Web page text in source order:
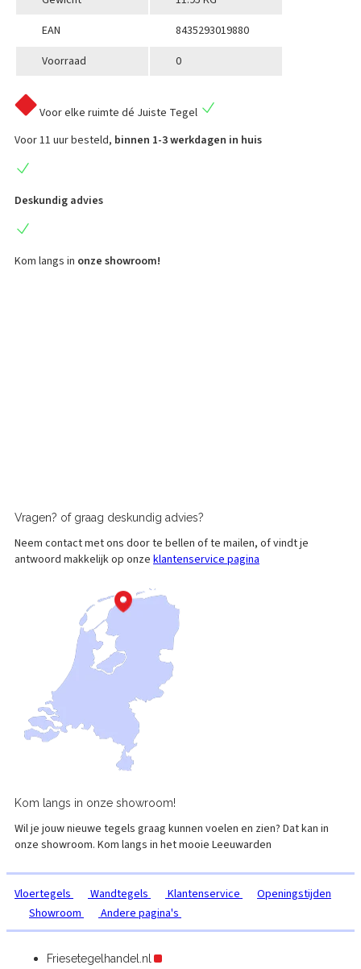
EAN
8435293019880
Voorraad
0
Voor elke ruimte dé Juiste Tegel
Voor 11 uur besteld, binnen 1-3 werkdagen in huis
Deskundig advies
Kom langs in onze showroom!
Vragen? of graag deskundig advies?
Neem contact met ons door te bellen of te mailen, of vindt je
antwoord makkelijk op onze klantenservice pagina
Kom langs in onze showroom!
Wil je jouw nieuwe tegels graag kunnen voelen en zien? Dat kan in
onze showroom. Kom langs in het mooie Leeuwarden
Vloertegels Wandtegels Klantenservice
Openingstijden
Showroom
Andere pagina's
Friesetegelhandel.nl